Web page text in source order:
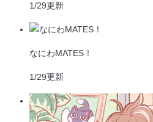
1/29更新
なにわMATES！
1/29更新